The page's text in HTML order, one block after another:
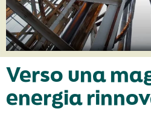
Verso una
energia